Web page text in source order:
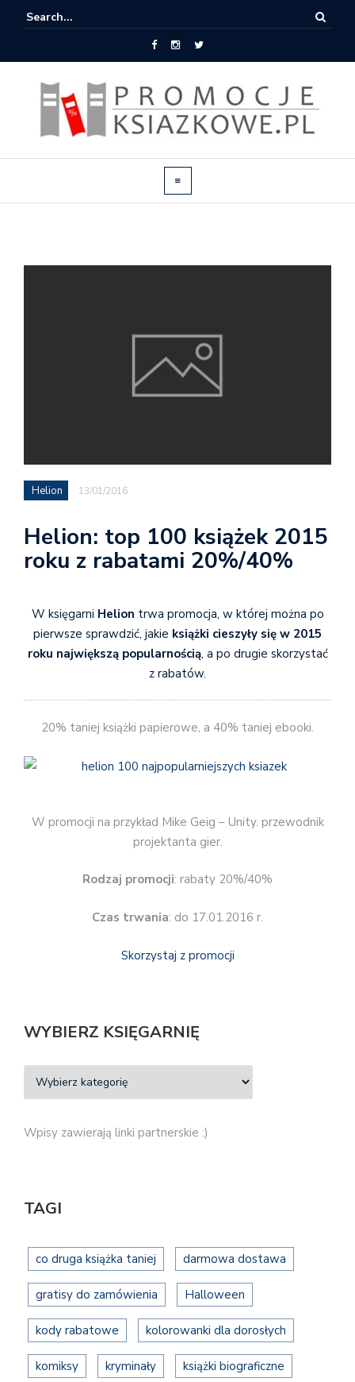
Helion 13/01/2016
Helion: top 100 książek 2015
roku z rabatami 20%/40%
W księgarni Helion trwa promocja, w której można po
pierwsze sprawdzić, jakie książki cieszyły się w 2015
roku największą popularnością, a po drugie skorzystać
z rabatów.
20% taniej książki papierowe, a 40% taniej ebooki.
W promocji na przykład Mike Geig – Unity. przewodnik
projektanta gier.
Rodzaj promocji: rabaty 20%/40%
Czas trwania: do 17.01.2016 r.
Skorzystaj z promocji
WYBIERZ KSIĘGARNIĘ
Wpisy zawierają linki partnerskie :)
TAGI
co druga książka taniej darmowa dostawa
gratisy do zamówienia Halloween
kody rabatowe kolorowanki dla dorosłych
komiksy kryminały książki biograficzne